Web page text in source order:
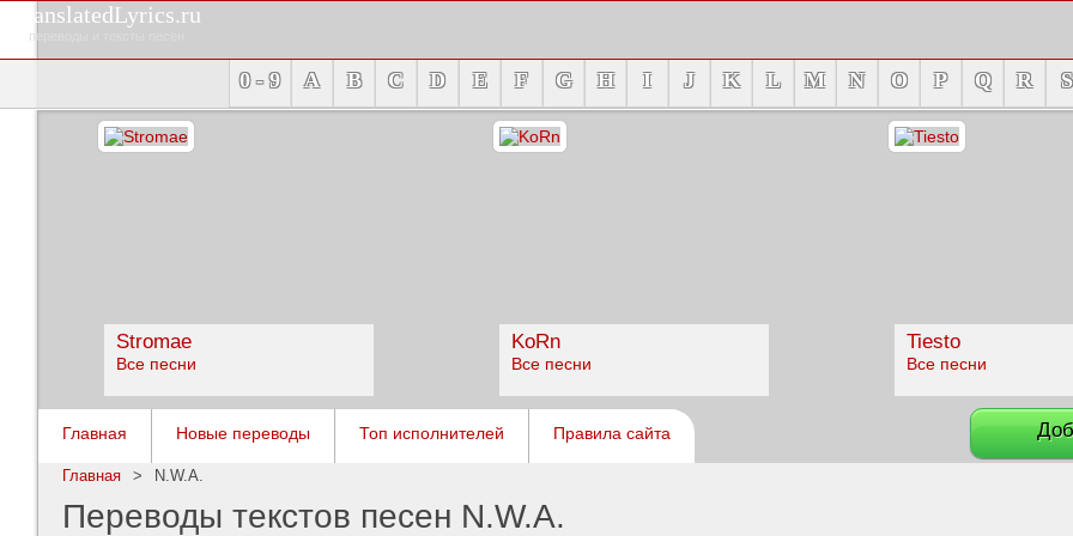
TranslatedLyrics.ru
переводы и тексты песен
0 - 9 A B C D E F G H I J K L M N O P Q R S
Stromae
Все песни
KoRn
Все песни
Tiesto
Все песни
Главная Новые переводы Топ исполнителей Правила сайта
Главная > N.W.A.
Переводы текстов песен N.W.A.